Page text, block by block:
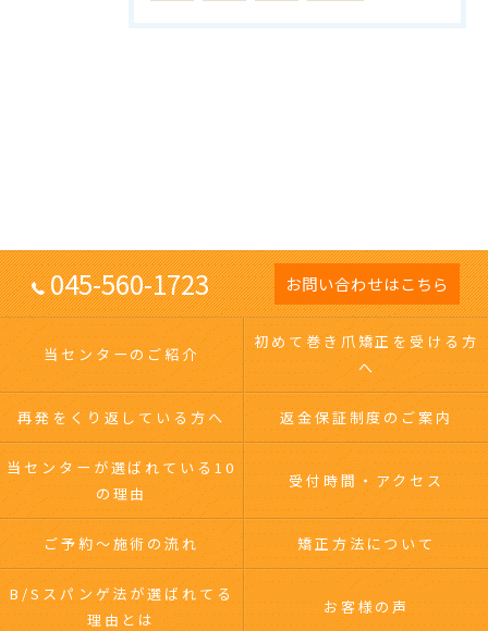
045-560-1723 お問い合わせはこちら
当センターのご紹介
初めて巻き爪矯正を受ける方
へ
再発をくり返している方へ 返金保証制度のご案内
当センターが選ばれている10
の理由
受付時間・アクセス
ご予約～施術の流れ 矯正方法について
B/Sスパンゲ法が選ばれてる
理由とは
お客様の声